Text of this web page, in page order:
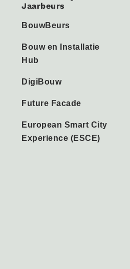
Jaarbeurs
BouwBeurs
Bouw en Installatie
Hub
DigiBouw
Future Facade
European Smart City
Experience (ESCE)